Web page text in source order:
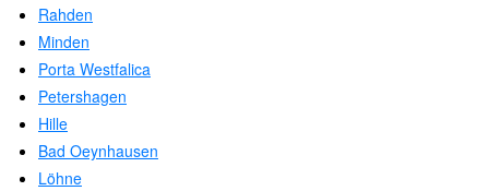
Rahden
Minden
Porta Westfalica
Petershagen
Hille
Bad Oeynhausen
Löhne